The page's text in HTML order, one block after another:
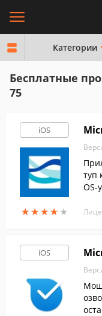
Категории
Бесплатные
75
iOS
★★★★ ★
★★★★ ★
туп
OS-
ые
iOS